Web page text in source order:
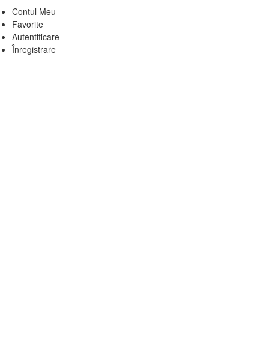
Contul Meu
Favorite
Autentificare
Înregistrare